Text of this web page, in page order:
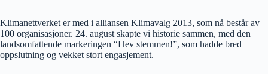
Klimanettverket er med i alliansen Klimavalg 2013, som nå består av
100 organisasjoner. 24. august skapte vi historie sammen, med den
landsomfattende markeringen “Hev stemmen!”, som hadde bred
oppslutning og vekket stort engasjement.